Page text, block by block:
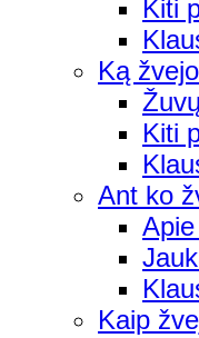
Kiti
Ką
Kiti
Ant ko
Kaip